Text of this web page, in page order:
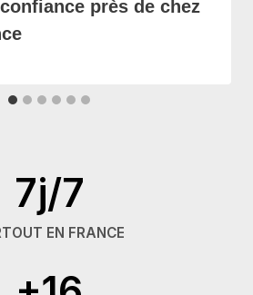
près de chez
7j/7
EN FRANCE